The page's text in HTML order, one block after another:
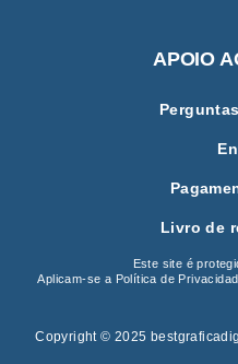
APOIO
Livro de
Este site é
Aplicam-se a Política de
Copyright © 2025